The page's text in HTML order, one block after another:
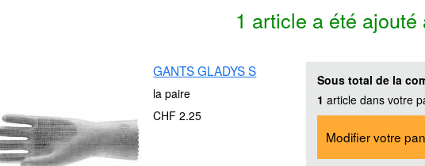
1 article a été ajouté
GANTS GLADYS S
la paire
CHF 2.25
Sous total de la
1 article dans votre
Modifier votre